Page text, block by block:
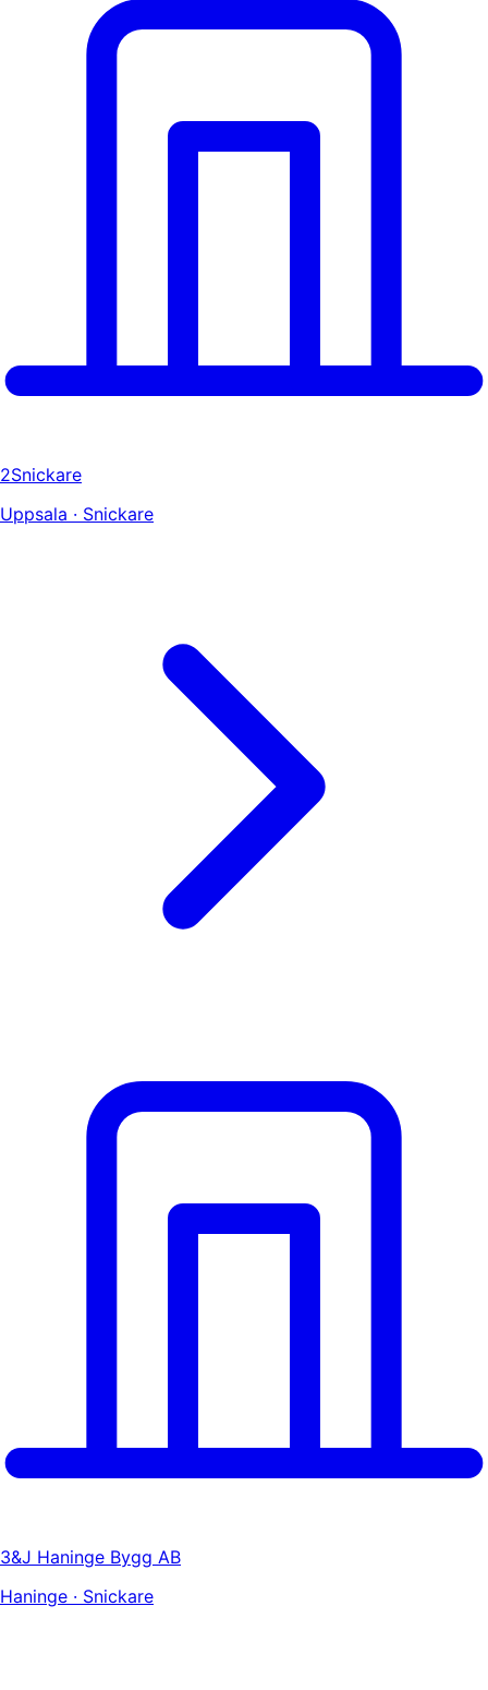
2Snickare
Uppsala · Snickare
3&J Haninge Bygg AB
Haninge · Snickare